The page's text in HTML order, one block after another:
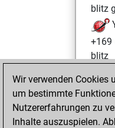
blitz
+169
blitz
15,
Wir verwenden Cookies
um bestimmte
Nutzererfahrungen zu
Inhalte auszuspielen.